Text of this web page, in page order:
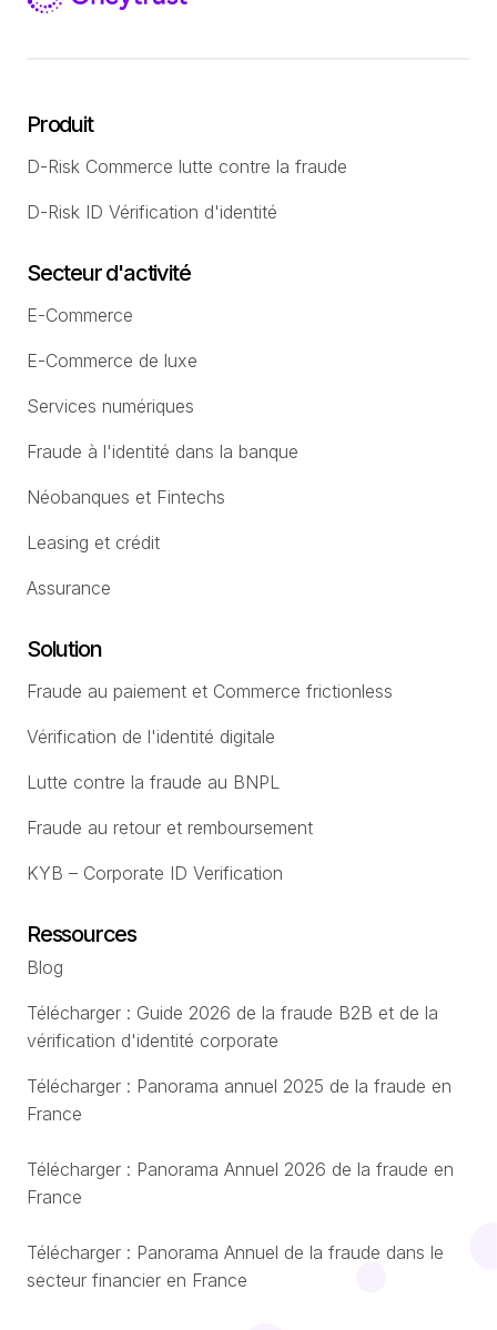
Produit
D-Risk Commerce lutte contre la fraude
D-Risk ID Vérification d'identité
Secteur d'activité
E-Commerce
E-Commerce de luxe
Services numériques
Fraude à l'identité dans la banque
Néobanques et Fintechs
Leasing et crédit
Assurance
Solution
Fraude au paiement et Commerce frictionless
Vérification de l'identité digitale
Lutte contre la fraude au BNPL
Fraude au retour et remboursement
KYB – Corporate ID Verification
Ressources
Blog
Télécharger : Guide 2026 de la fraude B2B et de la
vérification d'identité corporate
Télécharger : Panorama annuel 2025 de la fraude en
France
Télécharger : Panorama Annuel 2026 de la fraude en
France
Télécharger : Panorama Annuel de la fraude dans le
secteur financier en France